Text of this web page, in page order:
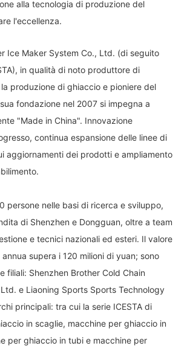
alla tecnologia di produzione del
l'eccellenza.
Ice Maker System Co., Ltd. (di seguito
in qualità di noto produttore di
produzione di ghiaccio e pioniere del
fondazione nel 2007 si impegna a
"Made in China". Innovazione
continua espansione delle linee di
aggiornamenti dei prodotti e ampliamento
persone nelle basi di ricerca e sviluppo,
di Shenzhen e Dongguan, oltre a team
e tecnici nazionali ed esteri. Il valore
supera i 120 milioni di yuan; sono
filiali: Shenzhen Brother Cold Chain
e Liaoning Sports Sports Technology
principali: tra cui la serie ICESTA di
in scaglie, macchine per ghiaccio in
per ghiaccio in tubi e macchine per